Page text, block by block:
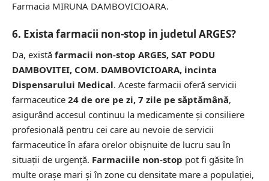
Farmacia MIRUNA DAMBOVICIOARA.
6. Exista farmacii non-stop in judetul ARGES?
Da, există farmacii non-stop ARGES, SAT PODU
DAMBOVITEI, COM. DAMBOVICIOARA, incinta
Dispensarului Medical. Aceste farmacii oferă servicii
farmaceutice 24 de ore pe zi, 7 zile pe săptămână,
asigurând accesul continuu la medicamente și consiliere
profesională pentru cei care au nevoie de servicii
farmaceutice în afara orelor obișnuite de lucru sau în
situații de urgență. Farmaciile non-stop pot fi găsite în
multe orașe mari și în zone cu densitate mare a populației,